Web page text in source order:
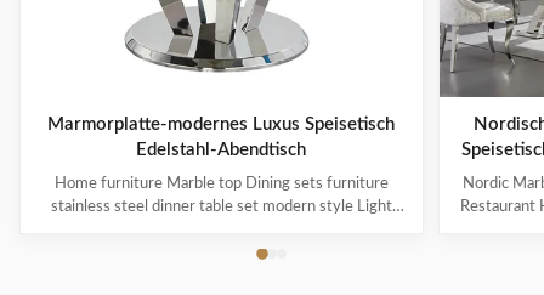
Marmorplatte-modernes Luxus Speisetisch
Edelstahl-Abendtisch
Home furniture Marble top Dining sets furniture
stainless steel dinner table set modern style Light
emphasizes the luxury experience in simpleness. It
Nordic
Restaurant